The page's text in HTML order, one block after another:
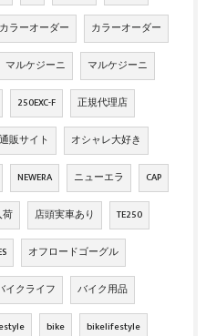
カラーオーダー カラーオーダー
マルケジーニ マルケジーニ
250EXC-F 正規代理店
通販サイト オシャレ大好き
NEWERA ニューエラ CAP
荷 店頭実車あり TE250
オフロードゴーグル
イクライフ バイク用品
bike bikelifestyle